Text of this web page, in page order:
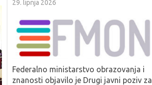
29. lipnja 2026
Federalno ministarstvo obrazovanja i
znanosti objavilo je Drugi javni poziv za